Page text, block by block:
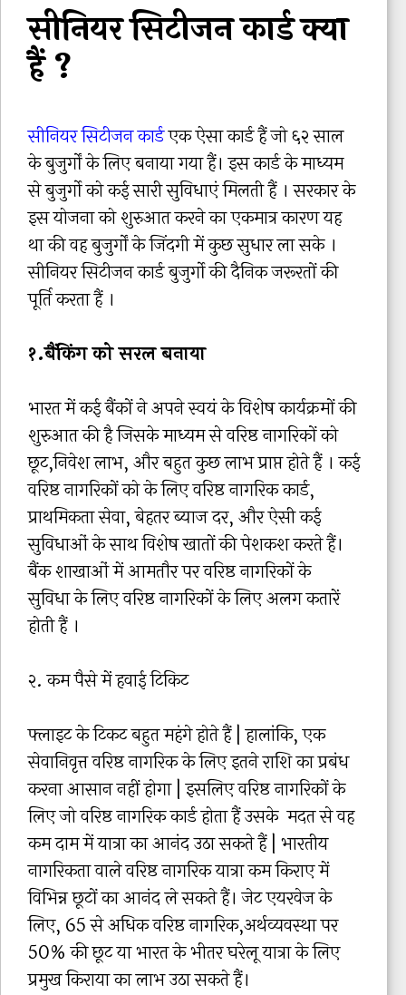
सीनियर सिटीजन कार्ड क्या
हैं ?
सीनियर सिटीजन कार्डएक ऐसा कार्ड हैं जो ६२ साल
के बुजुर्गों के लिए बनाया गया हैं। इस कार्ड के माध्यम
से बुजुर्गो को कई सारी सुविधाएं मिलती हैं । सरकार के
इस योजना को शुरुआत करने का एकमात्र कारण यह
था की वह बुजुर्गों के जिंदगी में कुछ सुधार ला सके ।
सीनियर सिटीजन कार्ड बुजुर्गो की दैनिक जरूरतों की
पूर्ति करता हैं ।
१.बैंकिंग को सरल बनाया
भारत में कई बैंकों ने अपने स्वयं के विशेष कार्यक्रमों की
शुरुआत की है जिसके माध्यम से वरिष्ठ नागरिकों को
छूट,निवेश लाभ, और बहुत कुछ लाभ प्राप्त होते हैं । कई
वरिष्ठ नागरिकों को के लिए वरिष्ठ नागरिक कार्ड,
प्राथमिकता सेवा, बेहतर ब्याज दर, और ऐसी कई
सुविधाओं के साथ विशेष खातों की पेशकश करते हैं।
बैंक शाखाओं में आमतौर पर वरिष्ठ नागरिकों के
सुविधा के लिए वरिष्ठ नागरिकों के लिए अलग कतारें
होती हैं ।
२. कम पैसे में हवाई टिकिट
फ्लाइट के टिकट बहुत महंगे होते हैं | हालांकि, एक
सेवानिवृत्त वरिष्ठ नागरिक के लिए इतने राशि का प्रबंध
करना आसान नहीं होगा | इसलिए वरिष्ठ नागरिकों के
लिए जो वरिष्ठ नागरिक कार्ड होता हैं उसके मदत से वह
कम दाम में यात्रा का आनंद उठा सकते हैं | भारतीय
नागरिकता वाले वरिष्ठ नागरिक यात्रा कम किराए में
विभिन्न छूटों का आनंद ले सकते हैं। जेट एयरवेज के
लिए, 65 से अधिक वरिष्ठ नागरिक,अर्थव्यवस्था पर
50% की छूट या भारत के भीतर घरेलू यात्रा के लिए
प्रमुख किराया का लाभ उठा सकते हैं।